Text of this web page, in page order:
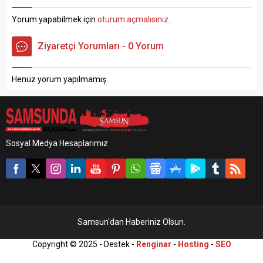
Edinilen bilgiye göre, O.E.’nin
kullandığı minibüs ile M.A.
yönetimindeki otomobil
çarpıştı. Yoldan geçen
vermesi üzerine olay
yerine...
kilometresinde sabah
Ahmet Demir’in kullandığı
hakimiyetini kaybederek
Yorum yapabilmek için oturum açmalısınız
Ziyaretçi Yorumları - 0 Yorum
Henüz yorum yapılmamış.
Sosyal Medya Hesaplarımız
Samsun'dan Haberiniz Olsun.
Copyright © 2025 - Destek - Renginar - Hosting - SEO